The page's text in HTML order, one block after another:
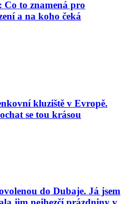
to znamená pro
a na koho čeká
kluziště v Evropě.
se tou krásou
do Dubaje. Já jsem